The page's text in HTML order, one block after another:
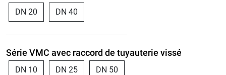
DN 20 DN 40
Série VMC avec raccord de tuyauterie vissé
DN 10 DN 25 DN 50